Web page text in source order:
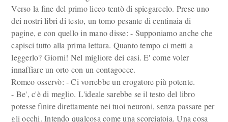
Verso la fine del primo liceo tentò di spiegarcelo. Prese uno
dei nostri libri di testo, un tomo pesante di centinaia di
pagine, e con quello in mano disse: - Supponiamo anche che
capisci tutto alla prima lettura. Quanto tempo ci metti a
leggerlo? Giorni! Nel migliore dei casi. E' come voler
innaffiare un orto con un contagocce.
Romeo osservò: - Ci vorrebbe un erogatore più potente.
- Be', c'è di meglio. L'ideale sarebbe se il testo del libro
potesse finire direttamente nei tuoi neuroni, senza passare per
gli occhi. Intendo qualcosa come una scorciatoia. Una cosa